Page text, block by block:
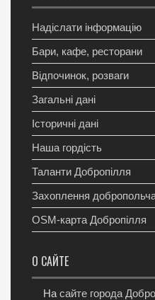
Надіслати інформацію
Бари, кафе, ресторани
Відпочинок, розваги
Загальні дані
Історичні дані
Наша гордість
Таланти Добропілля
Захоплення
OSM-карта Добропілля
О САЙТЕ
На сайте города